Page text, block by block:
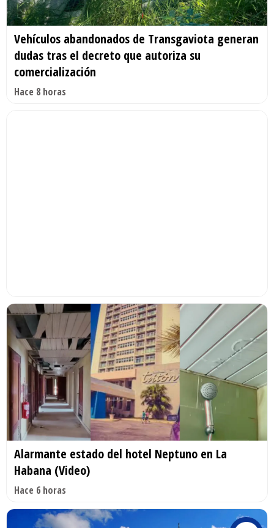
Vehículos abandonados de Transgaviota generan
dudas tras el decreto que autoriza su
comercialización
Hace 8 horas
Alarmante estado del hotel Neptuno en La
Habana (Video)
Hace 6 horas